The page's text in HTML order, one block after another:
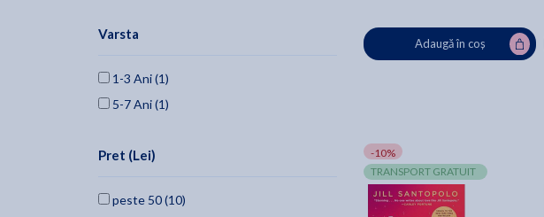
Varsta
1-3 Ani (1)
5-7 Ani (1)
Pret (Lei)
peste 50 (10)
Adaugă în coș
-10%
TRANSPORT GRATUIT